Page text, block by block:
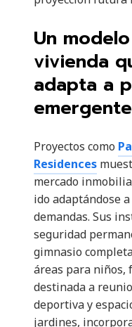
Un
vivienda
adapta a
Proyectos como
Residences
mercado
ido adaptándose
demandas. Sus
seguridad
gimnasio
áreas para niños,
destinada a
deportiva y
jardines,